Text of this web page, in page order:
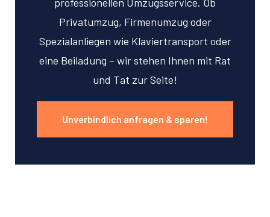
Privatumzug, Firmenumzug oder
Spezialanliegen wie Klaviertransport oder
eine Beiladung – wir stehen Ihnen mit Rat
und Tat zur Seite!
Unverbindlich anfragen & sparen!